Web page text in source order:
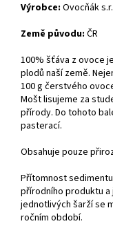
Výrobce: Ovocňák
Země původu: ČR
100% šťáva z ovoce
plodů naší země.
100 g čerstvého
Mošt lisujeme za
přírody. Do tohoto
pasterací.
Obsahuje pouze
Přítomnost
přírodního produktu a
jednotlivých šarží se
ročním období.